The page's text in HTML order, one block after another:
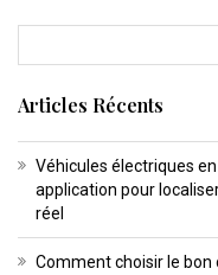
Articles Récents
Véhicules électriques
application pour
réel
Comment choisir le bon